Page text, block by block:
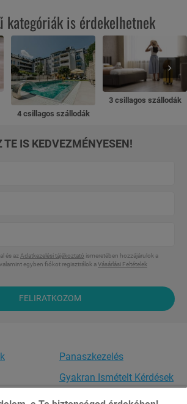
kategóriák is érdekelhetnek
4 csillagos szállodák
3 csillagos szállodák
TE IS KEDVEZMÉNYESEN!
és az Adatkezelési tájékoztató ismeretében hozzájárulok a
egyben fiókot regisztrálok aVásárlási Feltételek
FELIRATKOZOM
Panaszkezelés
Gyakran Ismételt Kérdések
Akadálymentesítési